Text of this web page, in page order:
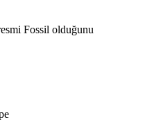
Fossil olduğunu